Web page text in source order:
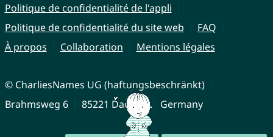
Politique de confidentialité de l'appli
Politique de confidentialité du site web
FAQ
À propos
Collaboration Mentions légales
© CharliesNames UG (haftungsbeschränkt)
Brahmsweg 6
85221 Dachau Germany